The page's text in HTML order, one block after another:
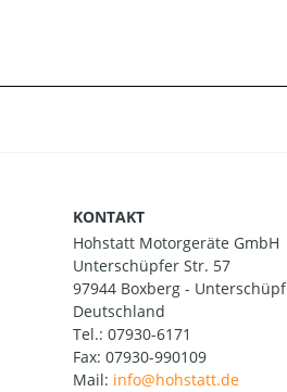
KONTAKT
Hohstatt Motorgeräte GmbH
Unterschüpfer Str. 57
97944 Boxberg - Unterschüpf
Deutschland
Tel.: 07930-6171
Fax: 07930-990109
Mail: